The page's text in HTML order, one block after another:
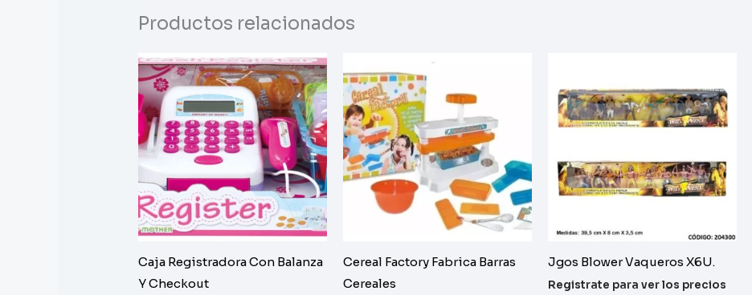
Productos relacionados
Caja Registradora Con Balanza
Y Checkout
Cereal Factory Fabrica Barras
Cereales
Jgos Blower Vaqueros X6U.
Registrate para ver los precios